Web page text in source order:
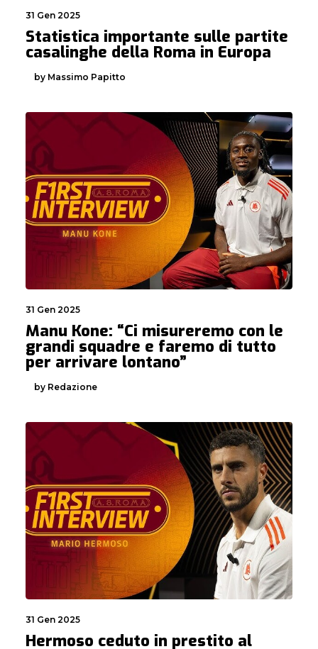
31 Gen 2025
Statistica importante sulle partite
casalinghe della Roma in Europa
by Massimo Papitto
31 Gen 2025
Manu Kone: “Ci misureremo con le
grandi squadre e faremo di tutto
per arrivare lontano”
by Redazione
31 Gen 2025
Hermoso ceduto in prestito al